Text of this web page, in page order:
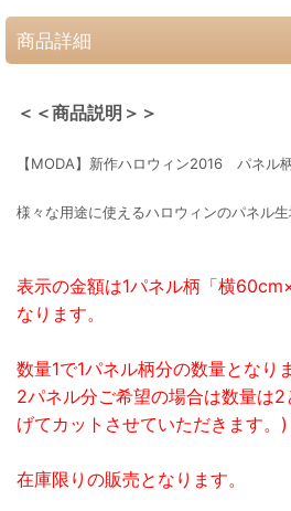
商品詳細
＜＜商品説明＞＞
【MODA】新作ハロウィン2016 パネ
様々な用途に使えるハロウィンのパネル生
表示の金額は1パネル柄「横
なります。
数量1で1パネル柄分の数量となり
2パネル分ご希望の場合は数量は
げてカットさせていただきます。)
在庫限りの販売となります。